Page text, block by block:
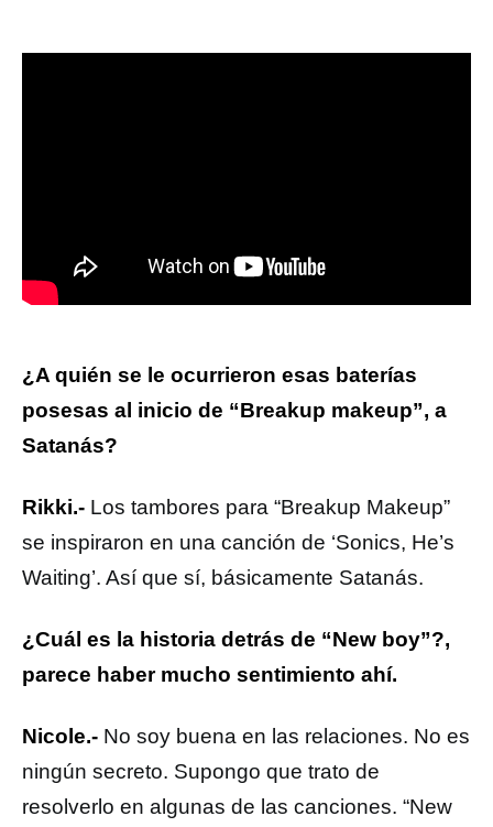
¿A quién se le ocurrieron esas baterías
posesas al inicio de “Breakup makeup”, a
Satanás?
Rikki.- Los tambores para “Breakup Makeup”
se inspiraron en una canción de ‘Sonics, He’s
Waiting’. Así que sí, básicamente Satanás.
¿Cuál es la historia detrás de “New boy”?,
parece haber mucho sentimiento ahí.
Nicole.- No soy buena en las relaciones. No es
ningún secreto. Supongo que trato de
resolverlo en algunas de las canciones. “New